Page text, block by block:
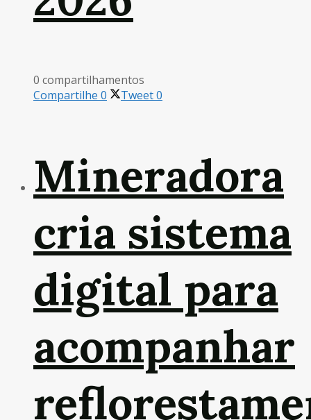
0 compartilhamentos
Compartilhe 0 Tweet0
Mineradora
cria sistema
digital para
acompanhar